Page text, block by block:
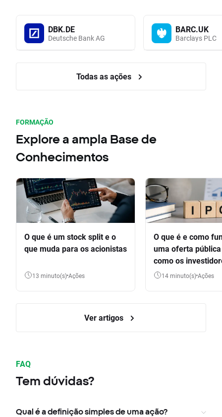
DBK.DE
Deutsche Bank AG
BARC.UK
Barclays PLC
Todas as ações
FORMAÇÃO
Explore a ampla Base de
Conhecimentos
O que é um stock split e o
que muda para os acionistas
13 minuto(s) Ações
O que é e como
uma oferta
como os
participar
14 minuto(s) Ações
Ver artigos
FAQ
Tem dúvidas?
Qual é a definição simples de uma ação?